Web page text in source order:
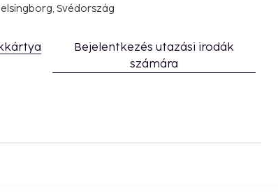
Svédország
Bejelentkezés utazási irodák
számára